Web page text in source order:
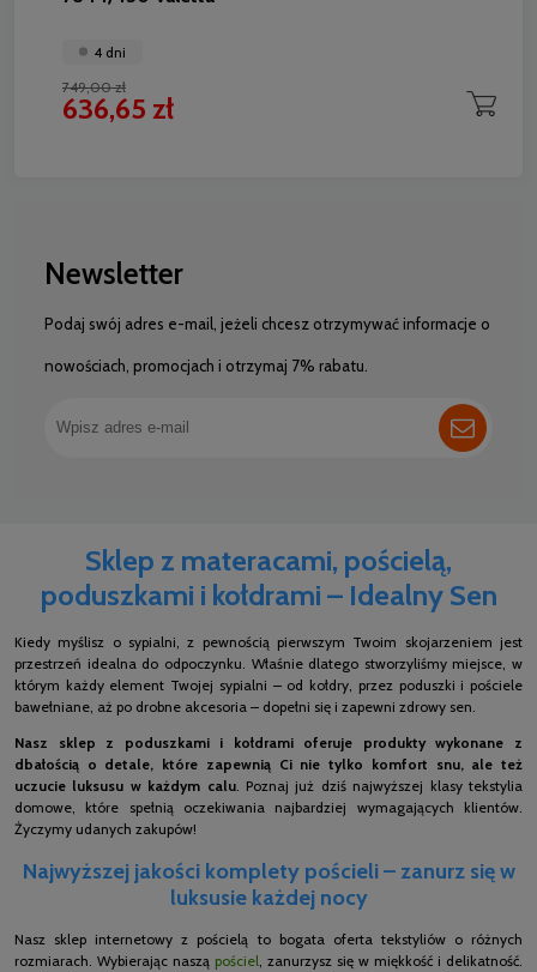
4 dni
749,00 zł
636,65 zł
Newsletter
Podaj swój adres e-mail, jeżeli chcesz otrzymywać informacje o
nowościach, promocjach i otrzymaj 7% rabatu.
Sklep z materacami, pościelą,
poduszkami i kołdrami – Idealny Sen
Kiedy myślisz o sypialni, z pewnością pierwszym Twoim skojarzeniem jest
przestrzeń idealna do odpoczynku. Właśnie dlatego stworzyliśmy miejsce, w
którym każdy element Twojej sypialni – od kołdry, przez poduszki i pościele
bawełniane, aż po drobne akcesoria – dopełni się i zapewni zdrowy sen.
Nasz sklep z poduszkami i kołdrami oferuje produkty wykonane z
dbałością o detale, które zapewnią Ci nie tylko komfort snu, ale też
uczucie luksusu w każdym calu. Poznaj już dziś najwyższej klasy tekstylia
domowe, które spełnią oczekiwania najbardziej wymagających klientów.
Życzymy udanych zakupów!
Najwyższej jakości komplety pościeli – zanurz się w
luksusie każdej nocy
Nasz sklep internetowy z pościelą to bogata oferta tekstyliów o różnych
rozmiarach. Wybierając naszą pościel, zanurzysz się w miękkość i delikatność.